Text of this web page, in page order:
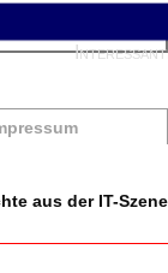
aus der IT-Szene